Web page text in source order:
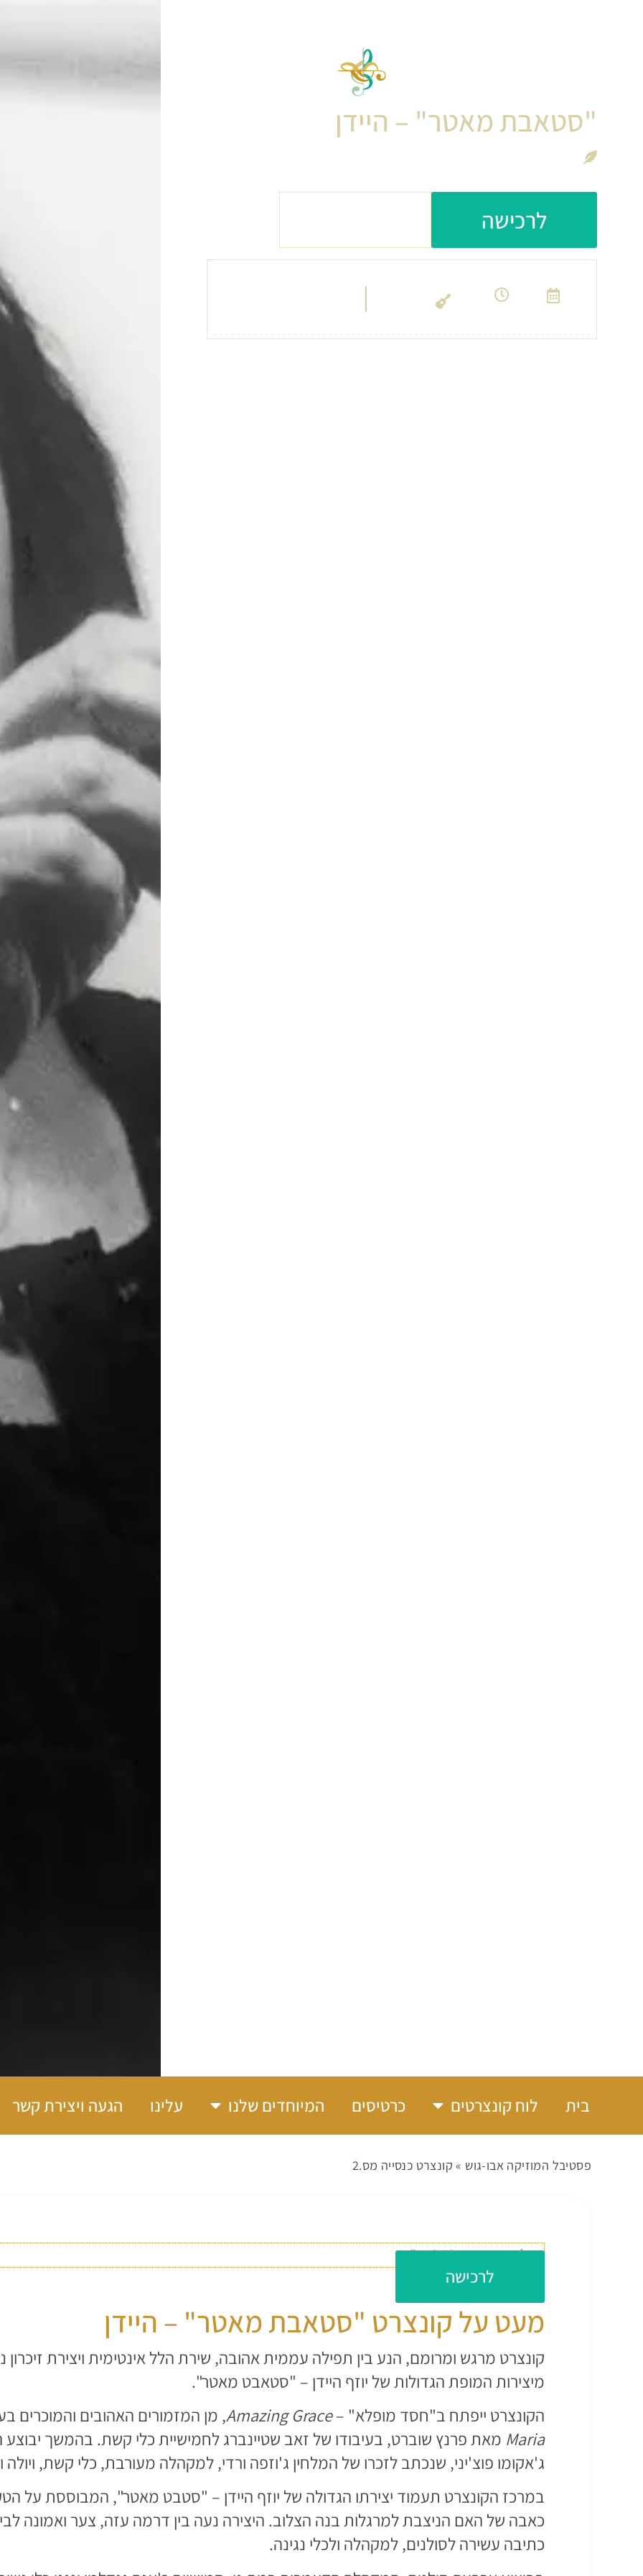
"סטאבת מאטר" – היידן
לרכישה
בית לוח קונצרטים כרטיסים המיוחדים שלנו עלינו הגעה ויצירת קשר
פסטיבל המוזיקה אבו-גוש » קונצרט כנסייה מס.2
עלות כניסה: 210 ש״ח
לרכישה
מעט על קונצרט "סטאבת מאטר" – היידן
קונצרט מרגש ומרומם, הנע בין תפילה עממית אהובה, שירת הלל אינטימית ויצירת
מיצירות המופת הגדולות של יוזף היידן – "סטאבט מאטר".
הקונצרט ייפתח ב"חסד מופלא" –Amazing Grace, מן המזמורים האהובים והמוכרים
Maria מאת פרנץ שוברט, בעיבודו של זאב שטיינברג לחמישיית כלי קשת. בהמשך
ג'אקומו פוצ'יני, שנכתב לזכרו של המלחין ג'וזפה ורדי, למקהלה מעורבת, כלי קשת, ויולה
במרכז הקונצרט תעמוד יצירתו הגדולה של יוזף היידן – "סטבט מאטר", המבוססת על
כאבה של האם הניצבת למרגלות בנה הצלוב. היצירה נעה בין דרמה עזה, צער ואמונה
כתיבה עשירה לסולנים, למקהלה ולכלי נגינה.